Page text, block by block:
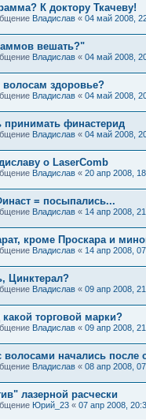
К доктору Ткачеву!
Владислав « 04 май 2008,
вешать?"
Владислав « 04 май 2008,
волосам здоровье?
Владислав « 04 май 2008,
принимать финастерид
Владислав « 04 май 2008,
о LaserComb
Владислав « 20 апр 2008,
= посыпались...
Владислав « 14 апр 2008,
кроме Проскара и
Владислав « 14 апр 2008,
Цинктерал?
Владислав « 09 апр 2008,
торговой марки?
Владислав « 09 апр 2008,
начались после
Владислав « 08 апр 2008,
лазерной расчески
Юрий_23 « 07 апр 2008,